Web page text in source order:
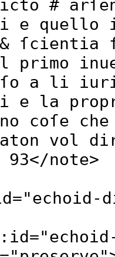
#
e
ſcientia
primo
a li
e la
coſe che
vol
93</note>
="echoid-
="